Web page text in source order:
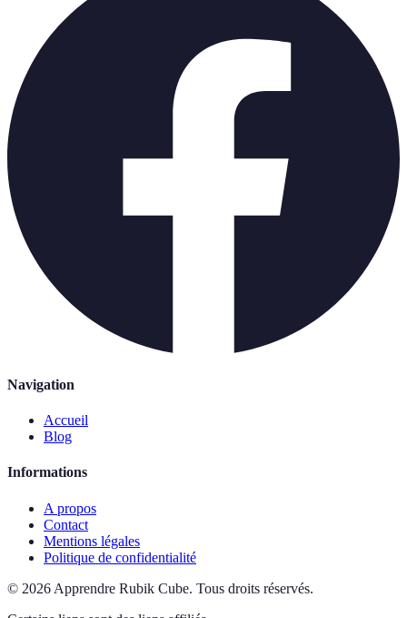
Navigation
Accueil
Blog
Informations
A propos
Contact
Mentions légales
Politique de confidentialité
© 2026 Apprendre Rubik Cube. Tous droits réservés.